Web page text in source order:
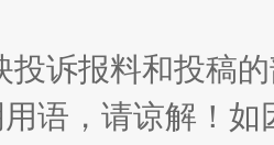
投诉报料和投稿
语，请谅解！